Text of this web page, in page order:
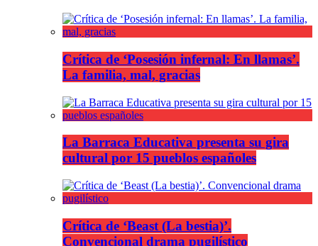
Crítica de ‘Posesión infernal: En llamas’.
La familia, mal, gracias
La Barraca Educativa presenta su gira
cultural por 15 pueblos españoles
Crítica de ‘Beast (La bestia)’.
Convencional drama pugilístico